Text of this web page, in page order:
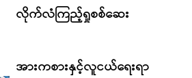
လိုက်လံကြည့်ရှုစစ်ဆေး
အားကစားနှင့်လူငယ်ရေးရာ